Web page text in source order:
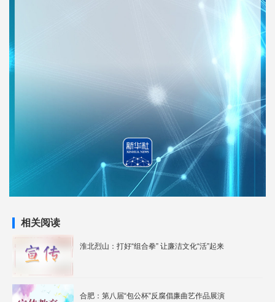
相关阅读
淮北烈山：打好“组合拳” 让廉洁文化“活”起来
合肥：第八届“包公杯”反腐倡廉曲艺作品展演